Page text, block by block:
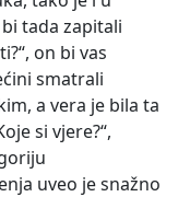
tada zapitali
on bi vas
smatrali
a vera je bila ta
si vjere?“,
uveo je snažno